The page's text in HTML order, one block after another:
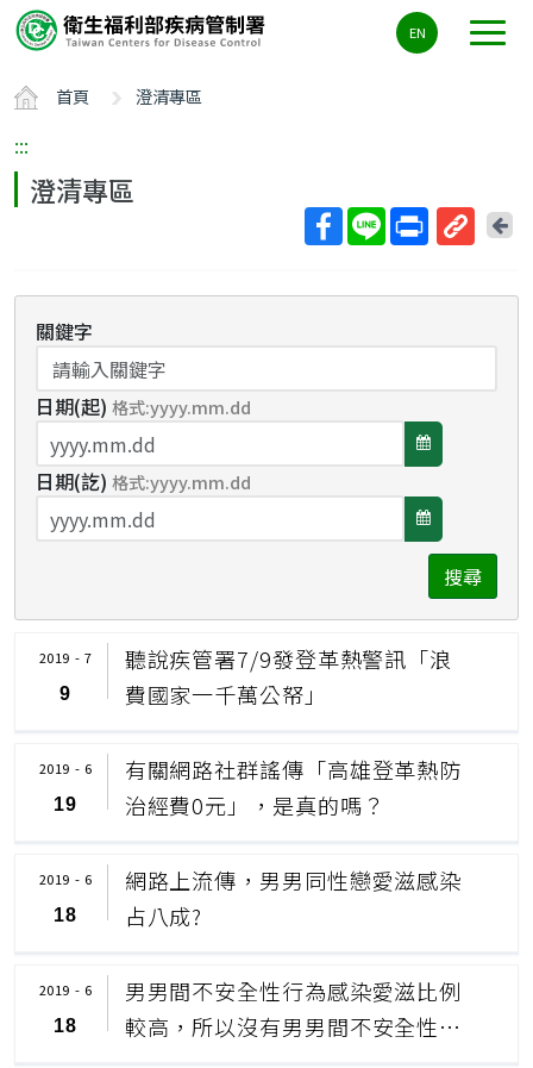
要
容
ALT+C
EN
首頁 澄清專區
:::
澄清專區
網
回
關鍵字
日期(起) 格式:yyyy.mm.dd
選
日
期
按
日期(訖) 格式:yyyy.mm.dd
選
擇
日
按
搜尋
2019 - 7
9
聽說疾管署7/9發登革熱警訊「浪
費國家一千萬公帑」
2019 - 6
19
有關網路社群謠傳「高雄登革熱防
治經費0元」，是真的嗎？
2019 - 6
18
網路上流傳，男男同性戀愛滋感染
占八成?
2019 - 6
18
男男間不安全性行為感染愛滋比例
較高，所以沒有男男間不安全性行